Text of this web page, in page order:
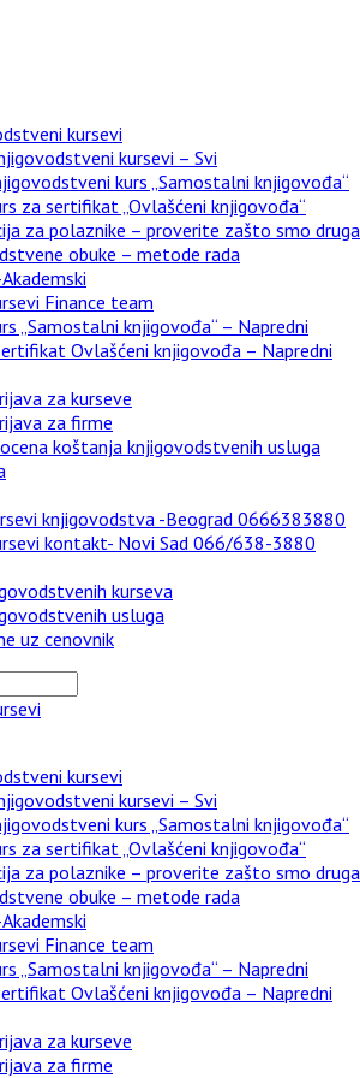
kursevi
kursevi – Svi
kurs „Samostalni knjigovođa“
za sertifikat „Ovlašćeni knjigovođa“
za polaznike – proverite zašto smo
obuke – metode rada
Finance team
„Samostalni knjigovođa“ – Napredni
Ovlašćeni knjigovođa – Napredni
za kurseve
za firme
koštanja knjigovodstvenih usluga
knjigovodstva -Beograd 0666383880
kontakt- Novi Sad 066/638-3880
kurseva
usluga
uz cenovnik
kursevi
kursevi – Svi
kurs „Samostalni knjigovođa“
za sertifikat „Ovlašćeni knjigovođa“
za polaznike – proverite zašto smo
obuke – metode rada
Finance team
„Samostalni knjigovođa“ – Napredni
Ovlašćeni knjigovođa – Napredni
za kurseve
za firme